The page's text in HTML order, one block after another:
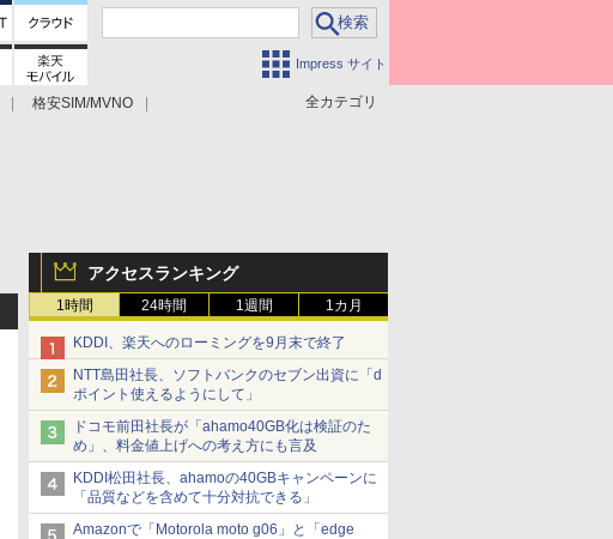
Impress サイト
全カテゴリ
格安SIM/MVNO
アクセスランキング
1時間 24時間 1週間 1カ月
KDDI、楽天へのローミングを9月末で終了
NTT島田社長、ソフトバンクのセブン出資に「d
ポイント使えるようにして」
ドコモ前田社長が「ahamo40GB化は検証のた
め」、料金値上げへの考え方にも言及
KDDI松田社長、ahamoの40GBキャンペーンに
「品質などを含めて十分対抗できる」
Amazonで「Motorola moto g06」と「edge